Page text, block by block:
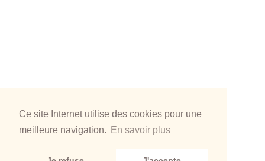
Ce site Internet utilise des cookies pour une
meilleure navigation.
En savoir plus